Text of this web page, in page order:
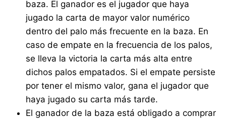
baza. El ganador es el jugador que haya
jugado la carta de mayor valor numérico
dentro del palo más frecuente en la baza. En
caso de empate en la frecuencia de los palos,
se lleva la victoria la carta más alta entre
dichos palos empatados. Si el empate persiste
por tener el mismo valor, gana el jugador que
haya jugado su carta más tarde.
El ganador de la baza está obligado a comprar